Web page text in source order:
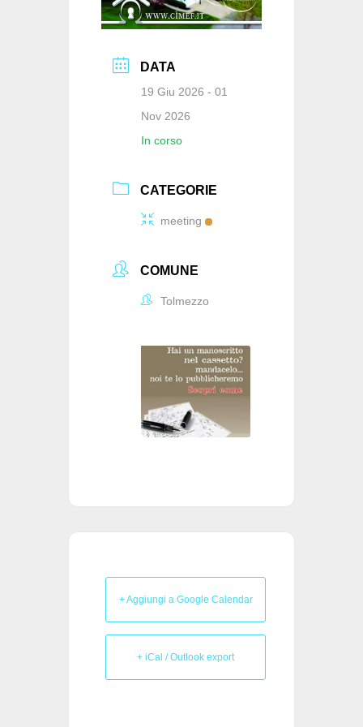
DATA
19 Giu 2026 - 01
Nov 2026
In corso
CATEGORIE
meeting
COMUNE
Tolmezzo
+ Aggiungi a Google Calendar
+ iCal / Outlook export